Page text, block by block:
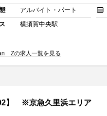
アルバイト・パート
横須賀中央駅
Zの求人一覧を見る
】 ※京急久里浜エリア